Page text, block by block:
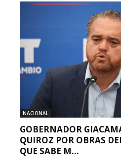
NACIONAL
GOBERNADOR
QUIROZ POR OBRAS
QUE SABE M...